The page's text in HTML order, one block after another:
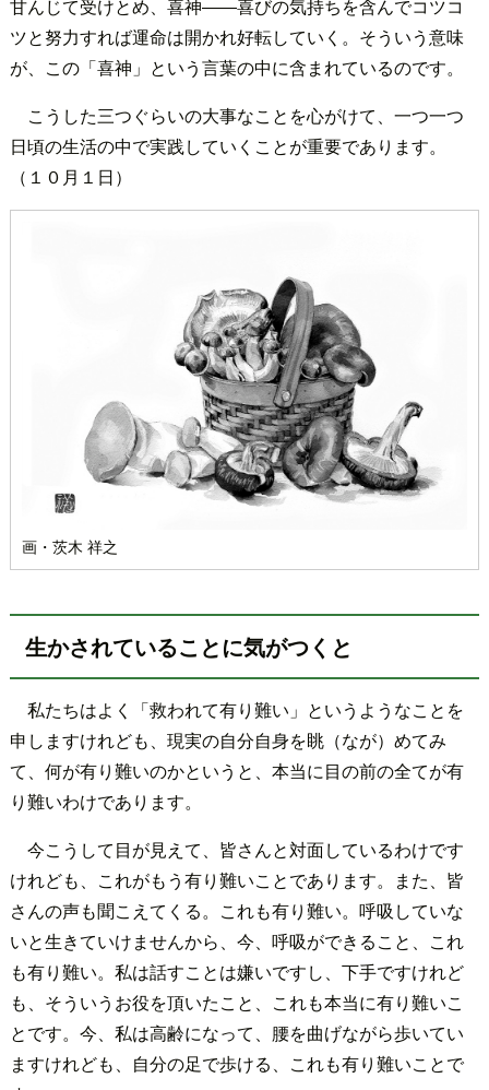
甘んじて受けとめ、喜神――喜びの気持ちを含んでコツコ
ツと努力すれば運命は開かれ好転していく。そういう意味
が、この「喜神」という言葉の中に含まれているのです。
こうした三つぐらいの大事なことを心がけて、一つ一つ
日頃の生活の中で実践していくことが重要であります。
（１０月１日）
画・茨木 祥之
生かされていることに気がつくと
私たちはよく「救われて有り難い」というようなことを
申しますけれども、現実の自分自身を眺（なが）めてみ
て、何が有り難いのかというと、本当に目の前の全てが有
り難いわけであります。
今こうして目が見えて、皆さんと対面しているわけです
けれども、これがもう有り難いことであります。また、皆
さんの声も聞こえてくる。これも有り難い。呼吸していな
いと生きていけませんから、今、呼吸ができること、これ
も有り難い。私は話すことは嫌いですし、下手ですけれど
も、そういうお役を頂いたこと、これも本当に有り難いこ
とです。今、私は高齢になって、腰を曲げながら歩いてい
ますけれども、自分の足で歩ける、これも有り難いことで